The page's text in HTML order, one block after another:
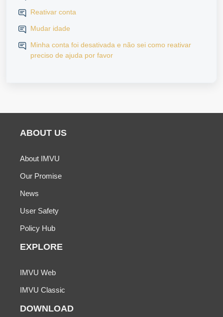
Reativar conta
Mudar idade
Minha conta foi desativada e não sei como reativar
preciso de ajuda por favor
ABOUT US
About IMVU
Our Promise
News
User Safety
Policy Hub
EXPLORE
IMVU Web
IMVU Classic
DOWNLOAD